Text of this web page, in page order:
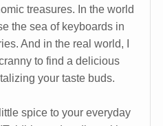
treasures. In the world
the sea of keyboards in
And in the real world, I
to find a delicious
your taste buds.
spice to your everyday